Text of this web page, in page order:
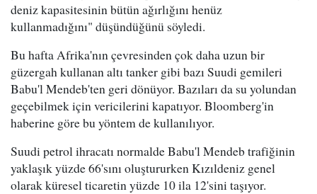
deniz kapasitesinin bütün ağırlığını henüz
kullanmadığını" düşündüğünü söyledi.
Bu hafta Afrika'nın çevresinden çok daha uzun bir
güzergah kullanan altı tanker gibi bazı Suudi gemileri
Babu'l Mendeb'ten geri dönüyor. Bazıları da su yolundan
geçebilmek için vericilerini kapatıyor. Bloomberg'in
haberine göre bu yöntem de kullanılıyor.
Suudi petrol ihracatı normalde Babu'l Mendeb trafiğinin
yaklaşık yüzde 66'sını oluştururken Kızıldeniz genel
olarak küresel ticaretin yüzde 10 ila 12'sini taşıyor.